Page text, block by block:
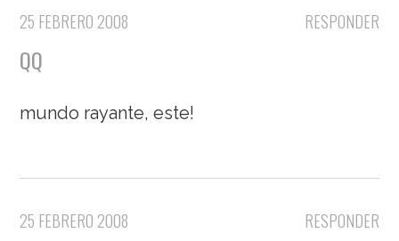
RESPONDER
25 FEBRERO 2008
QQ
mundo rayante, este!
RESPONDER
25 FEBRERO 2008